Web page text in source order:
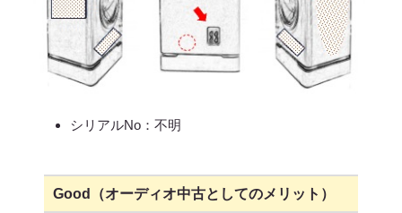
シリアルNo：不明
Good（オーディオ中古としてのメリット）